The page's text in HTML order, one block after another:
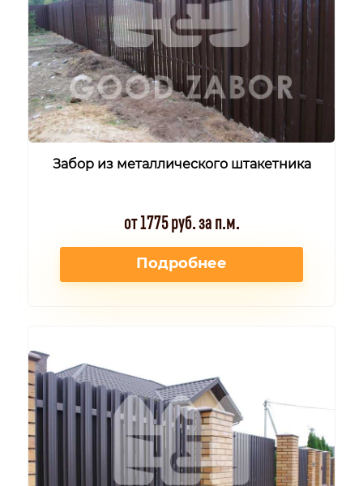
Забор из металлического штакетника
от 1775 руб. за п.м.
Подробнее